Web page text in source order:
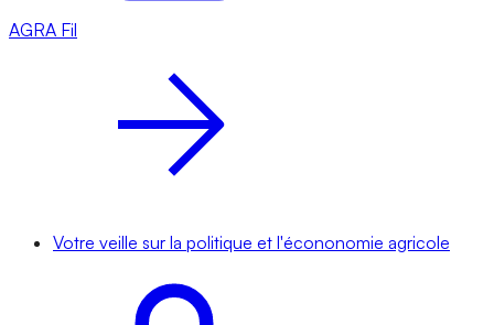
AGRA Fil
Votre veille sur la politique et l'écononomie agricole